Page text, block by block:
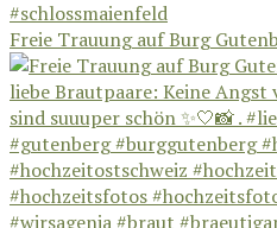
Freie Trauung auf Burg